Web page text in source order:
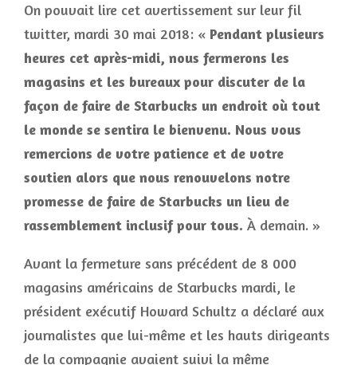
On pouvait lire cet avertissement sur leur fil
twitter, mardi 30 mai 2018: « Pendant plusieurs
heures cet après-midi, nous fermerons les
magasins et les bureaux pour discuter de la
façon de faire de Starbucks un endroit où tout
le monde se sentira le bienvenu. Nous vous
remercions de votre patience et de votre
soutien alors que nous renouvelons notre
promesse de faire de Starbucks un lieu de
rassemblement inclusif pour tous. À demain. »
Avant la fermeture sans précédent de 8 000
magasins américains de Starbucks mardi, le
président exécutif Howard Schultz a déclaré aux
journalistes que lui-même et les hauts dirigeants
de la compagnie avaient suivi la même